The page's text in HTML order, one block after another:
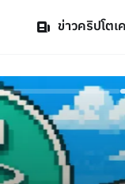
ข่าวคริปโตเ